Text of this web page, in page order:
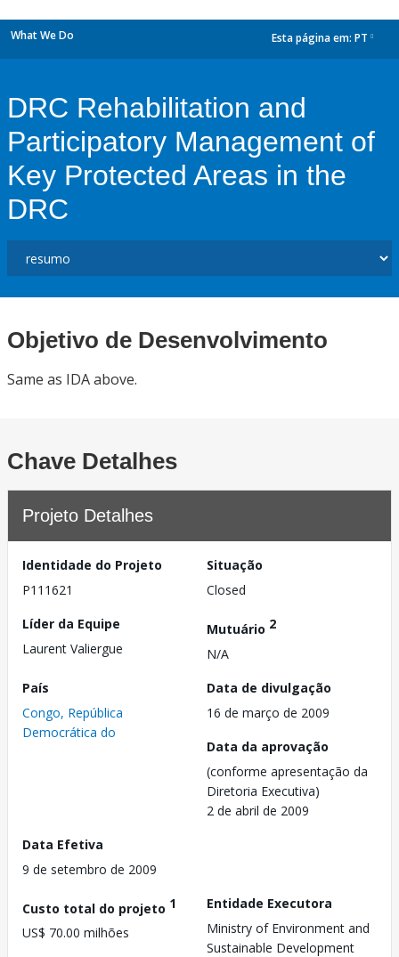
What We Do Esta página em: PT
DRC Rehabilitation and
Participatory Management of
Key Protected Areas in the
DRC
Objetivo de Desenvolvimento
Same as IDA above.
Chave Detalhes
Projeto Detalhes
Identidade do Projeto
P111621
Situação
Closed
Líder da Equipe
Laurent Valiergue
Mutuário 2
N/A
País
Congo, República
Democrática do
Data de divulgação
16 de março de 2009
Data da aprovação
(conforme apresentação da
Diretoria Executiva)
2 de abril de 2009
Data Efetiva
9 de setembro de 2009
Custo total do projeto 1
US$ 70.00 milhões
Entidade Executora
Ministry of Environment and
Sustainable Development